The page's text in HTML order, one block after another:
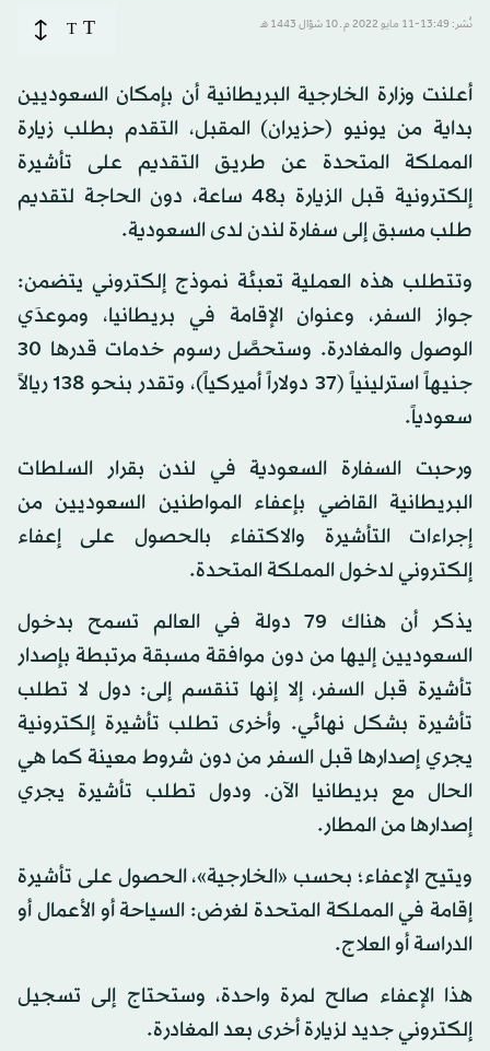
نُشر: 13:49-11 مايو 2022 م ـ 10 شوّال 1443 هـ T
T
أعلنت وزارة الخارجية البريطانية أن بإمكان السعوديين
بداية من يونيو (حزيران) المقبل، التقدم بطلب زيارة
المملكة المتحدة عن طريق التقديم على تأشيرة
إلكترونية قبل الزيارة بـ48 ساعة، دون الحاجة لتقديم
طلب مسبق إلى سفارة لندن لدى السعودية.
وتتطلب هذه العملية تعبئة نموذج إلكتروني يتضمن:
جواز السفر، وعنوان الإقامة في بريطانيا، وموعدَي
الوصول والمغادرة. وستحصَّل رسوم خدمات قدرها 30
جنيهاً استرلينياً (37 دولاراً أميركياً)، وتقدر بنحو 138 ريالاً
سعودياً.
ورحبت السفارة السعودية في لندن بقرار السلطات
البريطانية القاضي بإعفاء المواطنين السعوديين من
إجراءات التأشيرة والاكتفاء بالحصول على إعفاء
إلكتروني لدخول المملكة المتحدة.
يذكر أن هناك 79 دولة في العالم تسمح بدخول
السعوديين إليها من دون موافقة مسبقة مرتبطة بإصدار
تأشيرة قبل السفر، إلا إنها تنقسم إلى: دول لا تطلب
تأشيرة بشكل نهائي. وأخرى تطلب تأشيرة إلكترونية
يجري إصدارها قبل السفر من دون شروط معينة كما هي
الحال مع بريطانيا الآن. ودول تطلب تأشيرة يجري
إصدارها من المطار.
ويتيح الإعفاء؛ بحسب «الخارجية»، الحصول على تأشيرة
إقامة في المملكة المتحدة لغرض: السياحة أو الأعمال أو
الدراسة أو العلاج.
هذا الإعفاء صالح لمرة واحدة، وستحتاج إلى تسجيل
إلكتروني جديد لزيارة أخرى بعد المغادرة.